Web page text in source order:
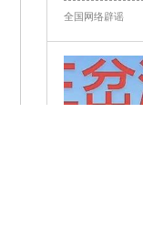
全国网络辟谣